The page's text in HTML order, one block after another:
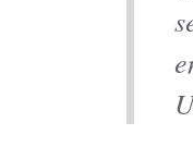
Tarjeta
Leer